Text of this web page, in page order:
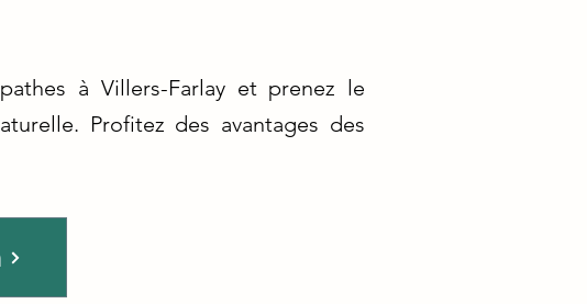
à Villers-Farlay et prenez le
Profitez des avantages des